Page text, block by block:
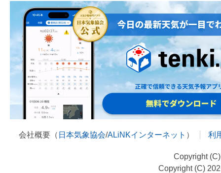
会社概要（ 日本気象協会/ALiNKインターネット ） 利
Copyright
Copyright (C)